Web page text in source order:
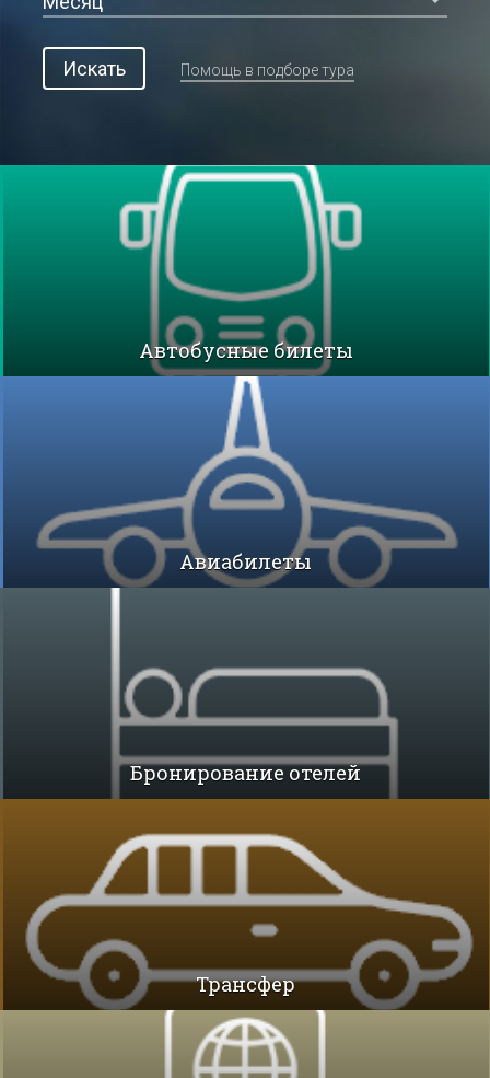
Искать Помощь в подборе тура
Автобусные билеты
Авиабилеты
Бронирование отелей
Трансфер